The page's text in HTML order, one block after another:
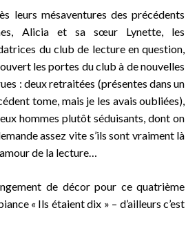
leurs mésaventures des précédents
Alicia et sa sœur Lynette, les
du club de lecture en question,
les portes du club à de nouvelles
: deux retraitées (présentes dans un
tome, mais je les avais oubliées),
hommes plutôt séduisants, dont on
assez vite s’ils sont vraiment là
de la lecture…
de décor pour ce quatrième
« Ils étaient dix » – d’ailleurs c’est